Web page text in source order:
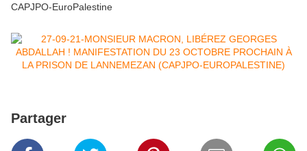
CAPJPO-EuroPalestine
Partager